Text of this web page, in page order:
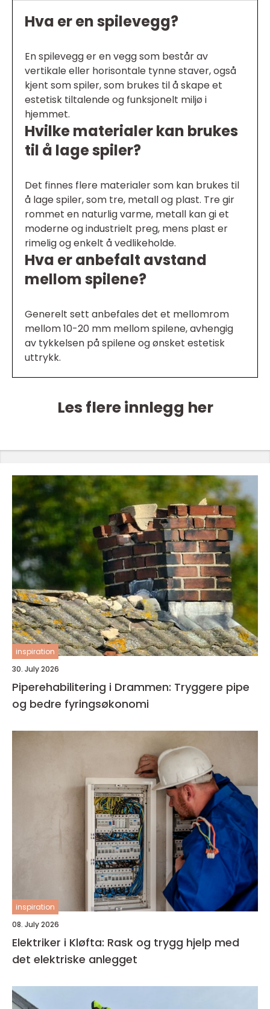
Hva er en spilevegg?
En spilevegg er en vegg som består av
vertikale eller horisontale tynne staver, også
kjent som spiler, som brukes til å skape et
estetisk tiltalende og funksjonelt miljø i
hjemmet.
Hvilke materialer kan brukes
til å lage spiler?
Det finnes flere materialer som kan brukes til
å lage spiler, som tre, metall og plast. Tre gir
rommet en naturlig varme, metall kan gi et
moderne og industrielt preg, mens plast er
rimelig og enkelt å vedlikeholde.
Hva er anbefalt avstand
mellom spilene?
Generelt sett anbefales det et mellomrom
mellom 10-20 mm mellom spilene, avhengig
av tykkelsen på spilene og ønsket estetisk
uttrykk.
Les flere innlegg her
inspiration
30. July 2026
Piperehabilitering i Drammen: Tryggere pipe
og bedre fyringsøkonomi
inspiration
08. July 2026
Elektriker i Kløfta: Rask og trygg hjelp med
det elektriske anlegget